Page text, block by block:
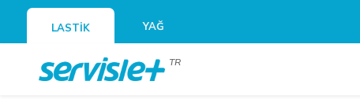
LASTİK YAĞ
TR